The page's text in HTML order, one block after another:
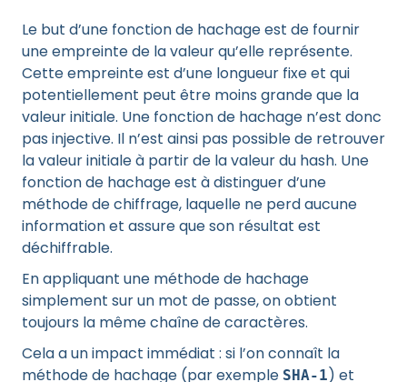
Le but d’une fonction de hachage est de fournir
une empreinte de la valeur qu’elle représente.
Cette empreinte est d’une longueur fixe et qui
potentiellement peut être moins grande que la
valeur initiale. Une fonction de hachage n’est donc
pas injective. Il n’est ainsi pas possible de retrouver
la valeur initiale à partir de la valeur du hash. Une
fonction de hachage est à distinguer d’une
méthode de chiffrage, laquelle ne perd aucune
information et assure que son résultat est
déchiffrable.
En appliquant une méthode de hachage
simplement sur un mot de passe, on obtient
toujours la même chaîne de caractères.
Cela a un impact immédiat : si l’on connaît la
méthode de hachage (par exemple SHA-1) et